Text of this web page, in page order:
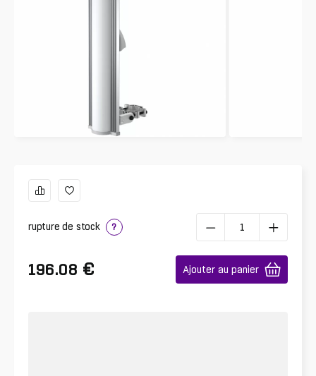
rupture de stock ?
196.08 € Ajouter au panier